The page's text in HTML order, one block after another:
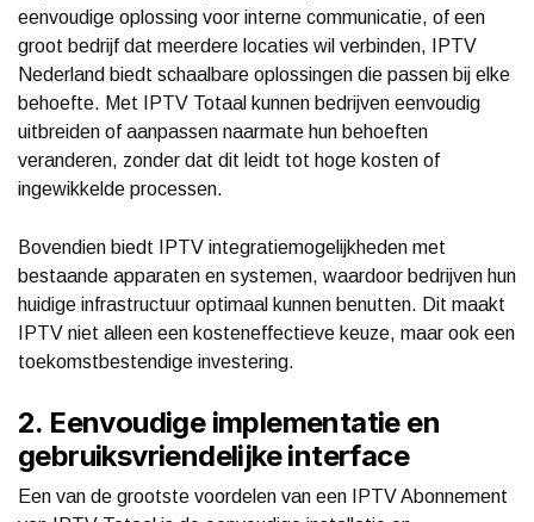
eenvoudige oplossing voor interne communicatie, of een
groot bedrijf dat meerdere locaties wil verbinden, IPTV
Nederland biedt schaalbare oplossingen die passen bij elke
behoefte. Met IPTV Totaal kunnen bedrijven eenvoudig
uitbreiden of aanpassen naarmate hun behoeften
veranderen, zonder dat dit leidt tot hoge kosten of
ingewikkelde processen.
Bovendien biedt IPTV integratiemogelijkheden met
bestaande apparaten en systemen, waardoor bedrijven hun
huidige infrastructuur optimaal kunnen benutten. Dit maakt
IPTV niet alleen een kosteneffectieve keuze, maar ook een
toekomstbestendige investering.
2. Eenvoudige implementatie en
gebruiksvriendelijke interface
Een van de grootste voordelen van een IPTV Abonnement